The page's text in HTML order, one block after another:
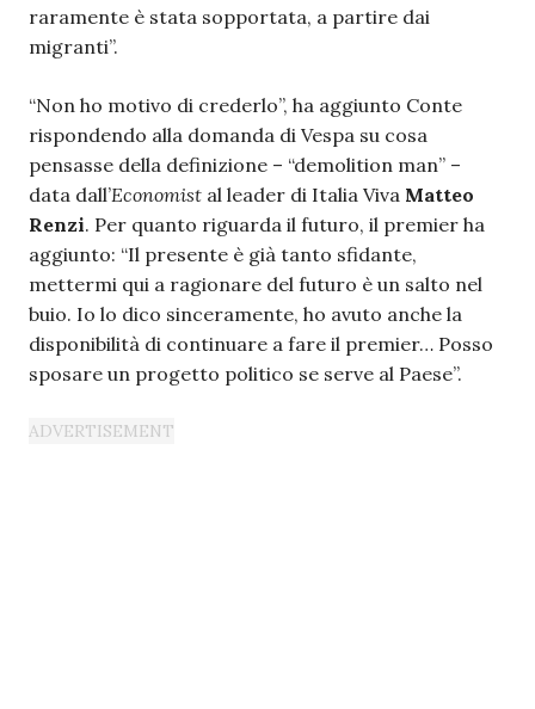
raramente è stata sopportata, a partire dai
migranti”.
“Non ho motivo di crederlo”, ha aggiunto Conte
rispondendo alla domanda di Vespa su cosa
pensasse della definizione – “demolition man” –
data dall’Economist al leader di Italia Viva Matteo
Renzi. Per quanto riguarda il futuro, il premier ha
aggiunto: “Il presente è già tanto sfidante,
mettermi qui a ragionare del futuro è un salto nel
buio. Io lo dico sinceramente, ho avuto anche la
disponibilità di continuare a fare il premier… Posso
sposare un progetto politico se serve al Paese”.